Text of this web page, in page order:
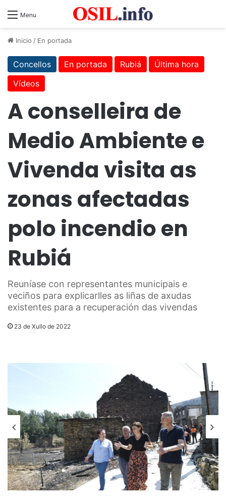
Menu
Inicio / En portada
Concellos En portada Rubiá
Última hora
Vídeos
A conselleira de
Medio Ambiente e
Vivenda visita as
zonas afectadas
polo incendio en
Rubiá
Reuníase con representantes municipais e
veciños para explicarlles as liñas de axudas
existentes para a recuperación das vivendas
23 de Xullo de 2022